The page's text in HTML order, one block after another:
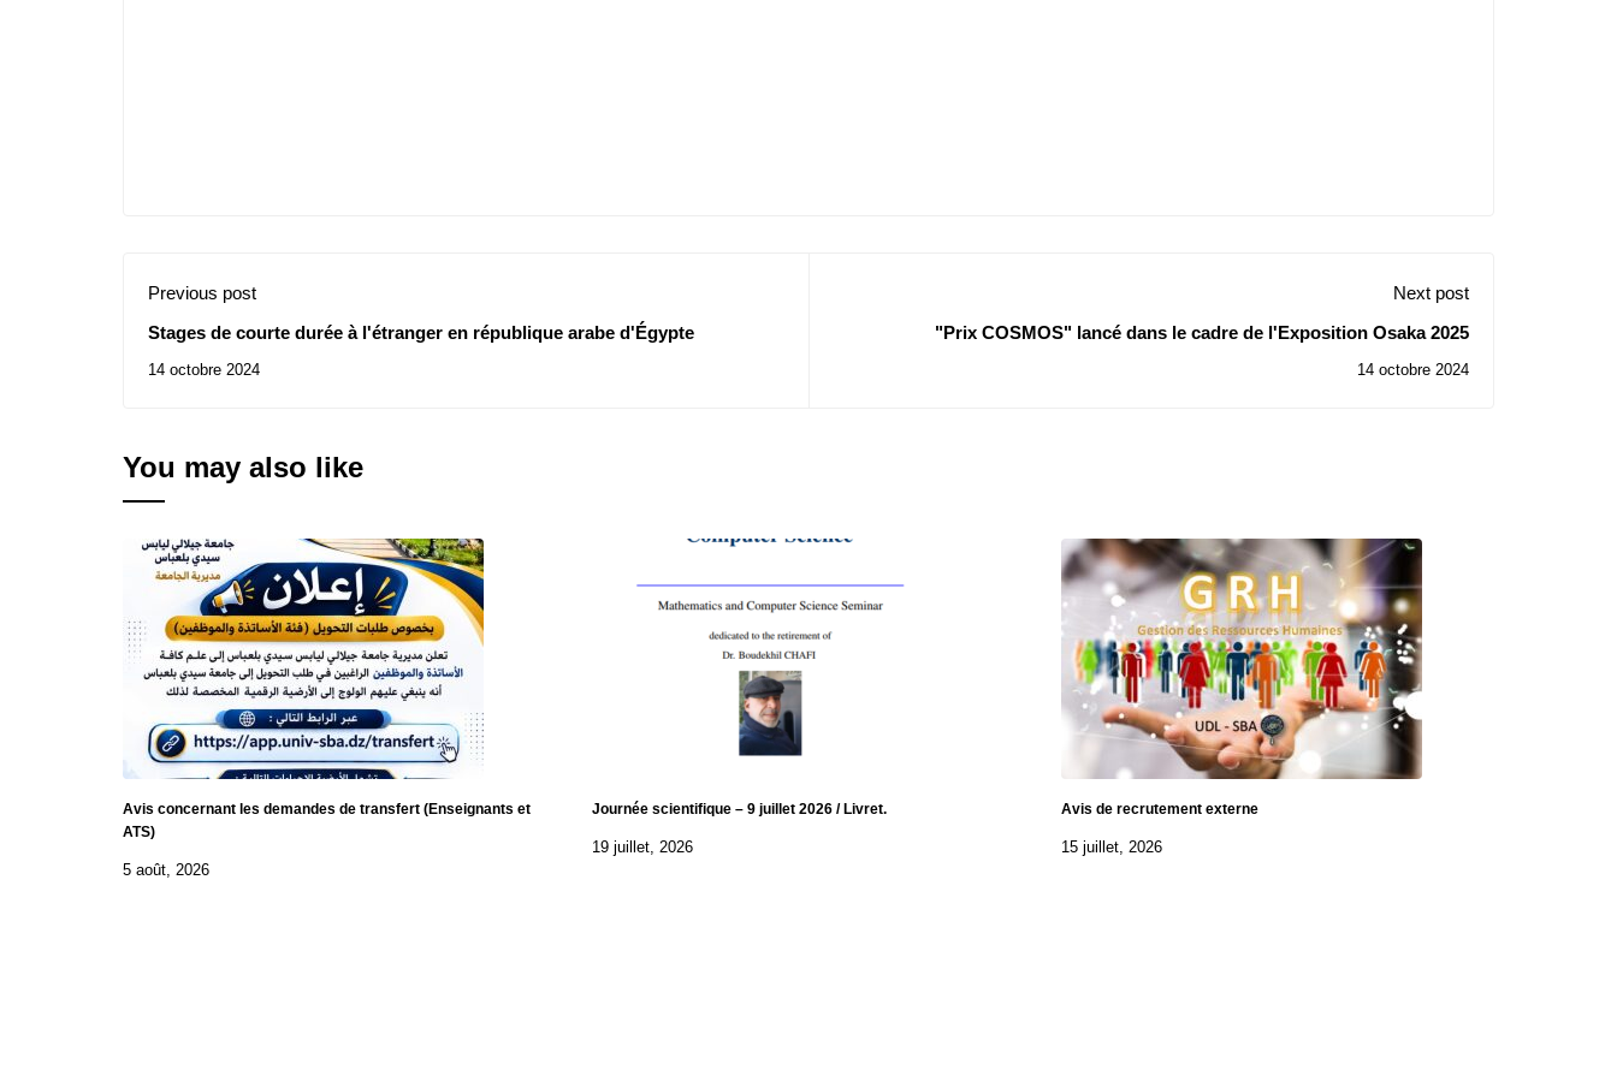
Previous post
Stages de courte durée à l'étranger en république arabe d'Égypte
14 octobre 2024
Next post
"Prix COSMOS" lancé dans le cadre de l'Exposition Osaka 2025
14 octobre 2024
You may also like
Avis concernant les demandes de transfert (Enseignants et
ATS)
5 août, 2026
Journée scientifique – 9 juillet 2026 / Livret.
19 juillet, 2026
Avis de recrutement externe
15 juillet, 2026